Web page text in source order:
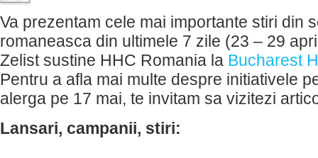
Va prezentam cele mai importante stiri din
romaneasca din ultimele 7 zile (23 – 29
Zelist sustine HHC Romania la Bucharest
Pentru a afla mai multe despre initiativele
alerga pe 17 mai, te invitam sa vizitezi
Lansari, campanii, stiri: